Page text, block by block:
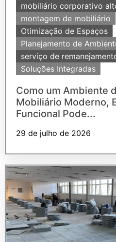
mobiliário corporativo
montagem de mobiliário
Otimização de Espaços
Planejamento de
serviço de
Soluções Integradas
Como um Ambiente
Mobiliário Moderno,
Funcional Pode...
29 de julho de 2026